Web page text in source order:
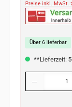
Preise inkl. MwSt.
Über 6 lieferbar
**Lieferzeit:
Produkt Anzahl: